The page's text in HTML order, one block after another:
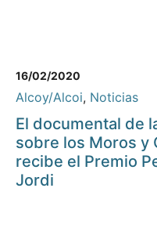
16/02/2020
Alcoy/Alcoi, Noticias
El documental de
sobre los Moros y
recibe el Premio
Jordi